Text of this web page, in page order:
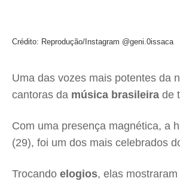
Crédito: Reprodução/Instagram @geni.0issaca
Uma das vozes mais potentes da
cantoras da música brasileira de
Com uma presença magnética, a
(29), foi um dos mais celebrados
Trocando elogios, elas mostraram